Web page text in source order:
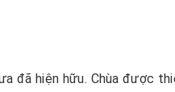
đã hiện hữu. Chùa được